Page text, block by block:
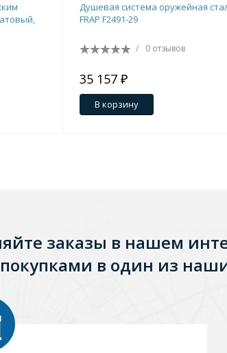
Из искусственного камня
Душевая система оружейная
FRAP F2491-29
/ 0 отзывов
35 157 ₽
В корзину
заказы в нашем
в один из